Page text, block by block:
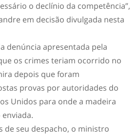
o declínio da competência”,
em decisão divulgada nesta
denúncia apresentada pela
os crimes teriam ocorrido no
depois que foram
provas por autoridades do
Unidos para onde a madeira
de seu despacho, o ministro